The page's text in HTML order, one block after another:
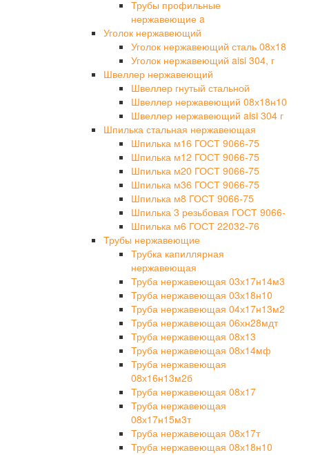
Трубы профильные
нержавеющие a
Уголок нержавеющий
Уголок нержавеющий сталь 08х18
Уголок нержавеющий aisi 304, г
Швеллер нержавеющий
Швеллер гнутый стальной
Швеллер нержавеющий 08х18н10
Швеллер нержавеющий aisi 304 г
Шпилька стальная нержавеющая
Шпилька м16 ГОСТ 9066-75
Шпилька м12 ГОСТ 9066-75
Шпилька м20 ГОСТ 9066-75
Шпилька м36 ГОСТ 9066-75
Шпилька м8 ГОСТ 9066-75
Шпилька 3 резьбовая ГОСТ 9066-
Шпилька м6 ГОСТ 22032-76
Трубы нержавеющие
Трубка капиллярная
нержавеющая
Труба нержавеющая 03х17н14м3
Труба нержавеющая 03х18н10
Труба нержавеющая 04х17н13м2
Труба нержавеющая 06хн28мдт
Труба нержавеющая 08х13
Труба нержавеющая 08х14мф
Труба нержавеющая
08х16н13м2б
Труба нержавеющая 08х17
Труба нержавеющая
08х17н15м3т
Труба нержавеющая 08х17т
Труба нержавеющая 08х18н10